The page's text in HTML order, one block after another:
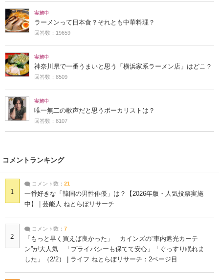
実施中
ラーメンって日本食？それとも中華料理？
回答数：19659
実施中
神奈川県で一番うまいと思う「横浜家系ラーメン店」はどこ？
回答数：8509
実施中
唯一無二の歌声だと思うボーカリストは？
回答数：8107
コメントランキング
1
コメント数： 21
一番好きな「韓国の男性俳優」は？【2026年版・人気投票実施
中】 | 芸能人 ねとらぼリサーチ
2
コメント数： 7
「もっと早く買えば良かった」 カインズの“車内遮光カーテ
ン”が大人気 「プライバシーも保てて安心」「ぐっすり眠れま
した」（2/2） | ライフ ねとらぼリサーチ：2ページ目